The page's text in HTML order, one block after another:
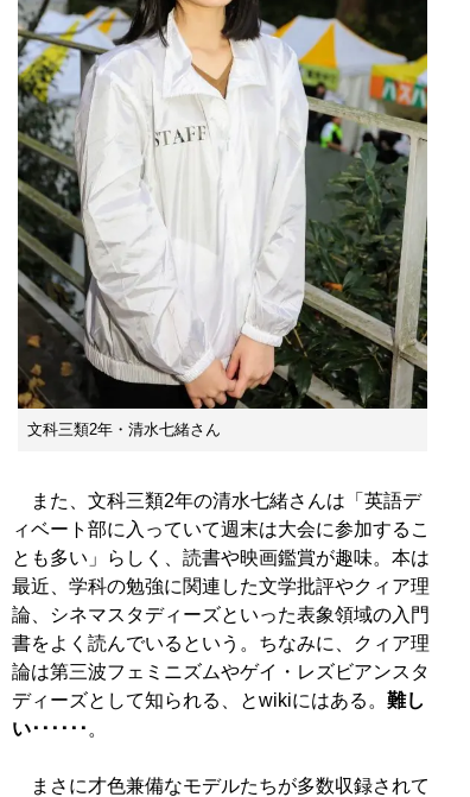
文科三類2年・清水七緒さん
また、文科三類2年の清水七緒さんは「英語デ
ィベート部に入っていて週末は大会に参加するこ
とも多い」らしく、読書や映画鑑賞が趣味。本は
最近、学科の勉強に関連した文学批評やクィア理
論、シネマスタディーズといった表象領域の入門
書をよく読んでいるという。ちなみに、クィア理
論は第三波フェミニズムやゲイ・レズビアンスタ
ディーズとして知られる、とwikiにはある。 難し
い･･････ 。
まさに才色兼備なモデルたちが多数収録されて